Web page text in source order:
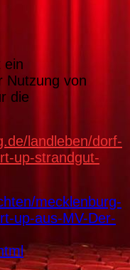
ein
Nutzung von
die
landleben/dorf-
up-strandgut-
mecklenburg-
up-aus-MV-Der-